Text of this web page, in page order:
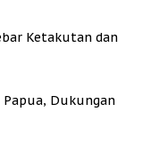
Ketakutan dan
Papua, Dukungan